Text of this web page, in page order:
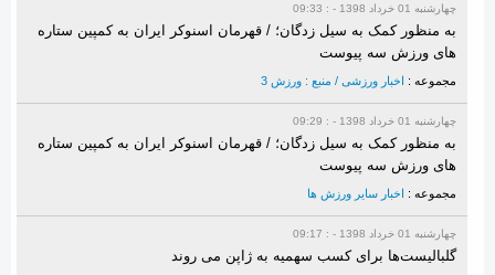
چهارشنبه 01 خرداد 1398 - : 09:33
به منظور کمک به سیل زدگان؛ / قهرمان اسنوکر ایران به کمپین ستاره
های ورزش سه پیوست
مجموعه : اخبار ورزشی / منبع : ورزش 3
چهارشنبه 01 خرداد 1398 - : 09:29
به منظور کمک به سیل زدگان؛ / قهرمان اسنوکر ایران به کمپین ستاره
های ورزش سه پیوست
مجموعه : اخبار سایر ورزش ها
چهارشنبه 01 خرداد 1398 - : 09:17
گلبالیست‌ها برای کسب سهمیه به ژاپن می روند